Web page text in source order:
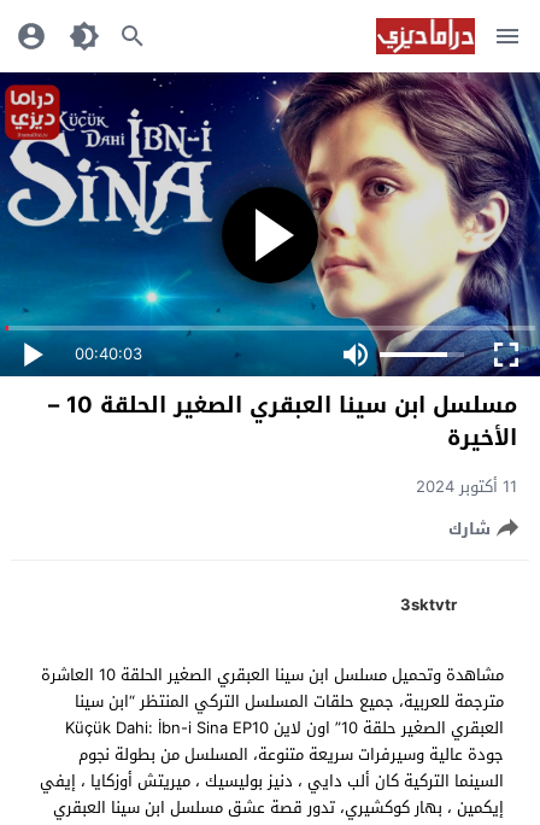
00:40:03
مسلسل ابن سينا العبقري الصغير الحلقة 10 –
الأخيرة
11 أكتوبر 2024
شارك
3sktvtr
مشاهدة وتحميل مسلسل ابن سينا العبقري الصغير الحلقة 10 العاشرة
مترجمة للعربية، جميع حلقات المسلسل التركي المنتظر “ابن سينا
العبقري الصغير حلقة 10” اون لاين Küçük Dahi: İbn-i Sina EP10
جودة عالية وسيرفرات سريعة متنوعة، المسلسل من بطولة نجوم
السينما التركية كان ألب دايي ، دنيز بوليسيك ، ميريتش أوزكايا ، إيفي
إيكمين ، بهار كوكشيري، تدور قصة عشق مسلسل ابن سينا العبقري